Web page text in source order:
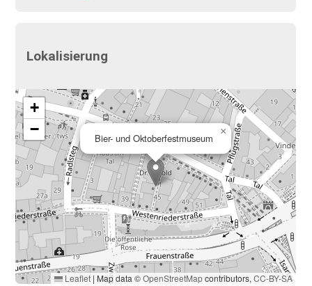
Lokalisierung
Bier- und Oktoberfestmuseum
×
+
−
Leaflet | Map data ©OpenStreetMapcontributors,CC-BY-SA